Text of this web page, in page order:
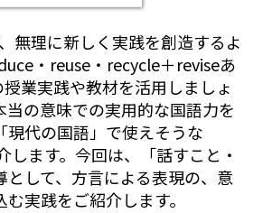
無理に新しく実践を創造するよ
・reuse・recycle＋reviseあ
業実践や教材を活用しましょ
当の意味での実用的な国語力を
現代の国語」で使えそうな
します。今回は、「話すこと・
として、方言による表現の、意
実践をご紹介します。